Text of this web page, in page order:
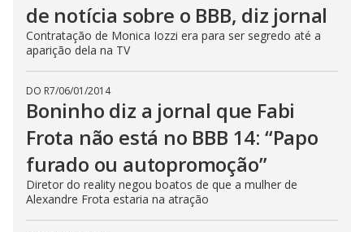
de notícia sobre o BBB, diz jornal
Contratação de Monica Iozzi era para ser segredo até a
aparição dela na TV
DO R7/06/01/2014
Boninho diz a jornal que Fabi
Frota não está no BBB 14: “Papo
furado ou autopromoção”
Diretor do reality negou boatos de que a mulher de
Alexandre Frota estaria na atração